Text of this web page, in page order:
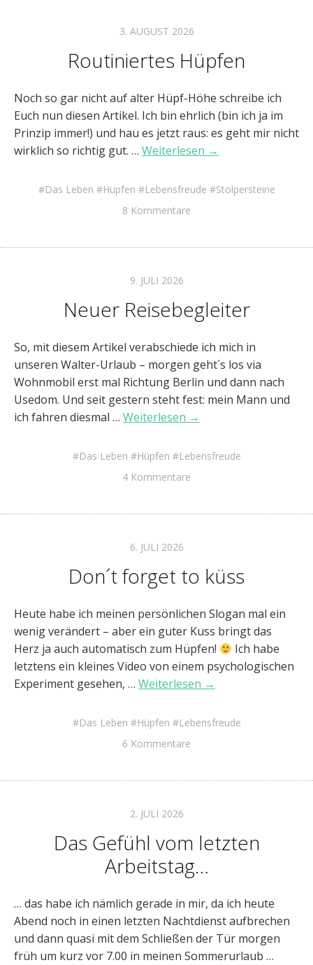
3. AUGUST 2026
Routiniertes Hüpfen
Noch so gar nicht auf alter Hüpf-Höhe schreibe ich
Euch nun diesen Artikel. Ich bin ehrlich (bin ich ja im
Prinzip immer!) und hau es jetzt raus: es geht mir nicht
wirklich so richtig gut. … Weiterlesen →
Das Leben Hüpfen Lebensfreude
Stolpersteine
8 Kommentare
9. JULI 2026
Neuer Reisebegleiter
So, mit diesem Artikel verabschiede ich mich in
unseren Walter-Urlaub – morgen geht´s los via
Wohnmobil erst mal Richtung Berlin und dann nach
Usedom. Und seit gestern steht fest: mein Mann und
ich fahren diesmal … Weiterlesen →
Das Leben Hüpfen
Lebensfreude
4 Kommentare
6. JULI 2026
Don´t forget to küss
Heute habe ich meinen persönlichen Slogan mal ein
wenig verändert – aber ein guter Kuss bringt das
Herz ja auch automatisch zum Hüpfen!
Ich habe
letztens ein kleines Video von einem psychologischen
Experiment gesehen, … Weiterlesen →
Das Leben Hüpfen
Lebensfreude
6 Kommentare
2. JULI 2026
Das Gefühl vom letzten
Arbeitstag…
… das habe ich nämlich gerade in mir, da ich heute
Abend noch in einen letzten Nachtdienst aufbrechen
und dann quasi mit dem Schließen der Tür morgen
früh um kurz vor 7.00 in meinen Sommerurlaub …